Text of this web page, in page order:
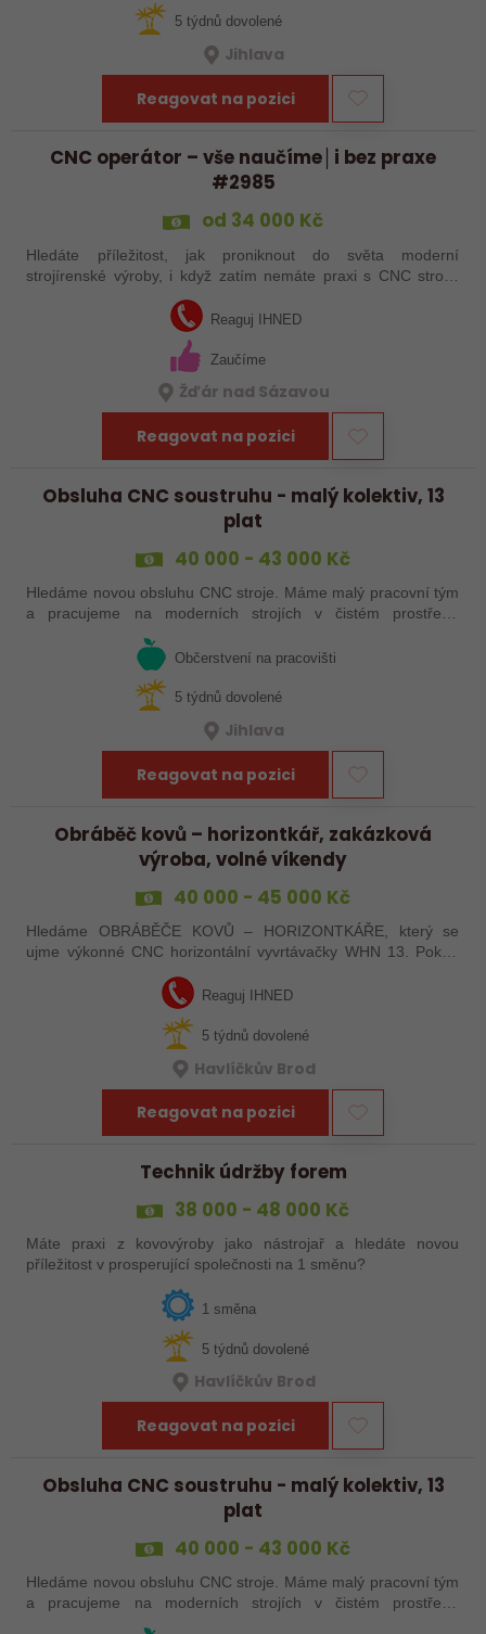
5 týdnů dovolené
Jihlava
Reagovat na pozici
CNC operátor – vše naučíme│i bez praxe
#2985
od 34 000 Kč
Hledáte příležitost, jak proniknout do světa moderní
strojírenské výroby, i když zatím nemáte praxi s CNC stroji?
Jsme Sanborn stabilní firma s dlouholetou tradicí a moderním
strojním vybavením.…
Reaguj IHNED
Zaučíme
Žďár nad Sázavou
Reagovat na pozici
Obsluha CNC soustruhu - malý kolektiv, 13
plat
40 000 - 43 000 Kč
Hledáme novou obsluhu CNC stroje. Máme malý pracovní tým
a pracujeme na moderních strojích v čistém prostředí.
Pracovistě cca 5 km od Jihlavy = ŘP sk.B .
Občerstvení na pracovišti
5 týdnů dovolené
Jihlava
Reagovat na pozici
Obráběč kovů – horizontkář, zakázková
výroba, volné víkendy
40 000 - 45 000 Kč
Hledáme OBRÁBĚČE KOVŮ – HORIZONTKÁŘE, který se
ujme výkonné CNC horizontální vyvrtávačky WHN 13. Pokud
Heindenhain, tak jste pro nás ideální kandidát…
Reaguj IHNED
5 týdnů dovolené
Havlíčkův Brod
Reagovat na pozici
Technik údržby forem
38 000 - 48 000 Kč
Máte praxi z kovovýroby jako nástrojař a hledáte novou
příležitost v prosperující společnosti na 1 směnu?
1 směna
5 týdnů dovolené
Havlíčkův Brod
Reagovat na pozici
Obsluha CNC soustruhu - malý kolektiv, 13
plat
40 000 - 43 000 Kč
Hledáme novou obsluhu CNC stroje. Máme malý pracovní tým
a pracujeme na moderních strojích v čistém prostředí.